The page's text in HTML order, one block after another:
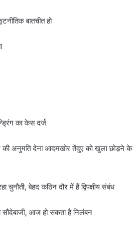
बातचीत हो
का केस दर्ज
की अनुमति देना आदमखोर तेंदुए को खुला छोड़ने के
बेहद कठिन दौर में हैं द्विपक्षीय संबंध
आज हो सकता है निलंबन